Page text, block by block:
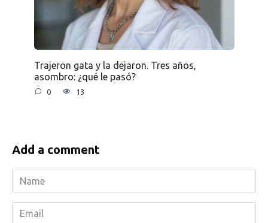
Trajeron gata y la dejaron. Tres años,
asombro: ¿qué le pasó?
0 13
Add a comment
Name
*
Email